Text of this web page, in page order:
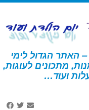
– האתר הגדול לימי
מתכונים לעוגות,
ועוד…